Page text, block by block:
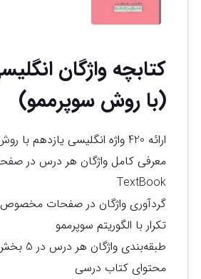
کتابچه واژگان
(با روش سوپرممو)
ارائه 420 واژه انگلیسی یازدهم با روش سوپر‌ممو
معرفی کامل واژگان هر درس در
TextBook
تکرار با الگوریتم سوپرممو
طبقه‌بندی
محتوای کتاب درسی